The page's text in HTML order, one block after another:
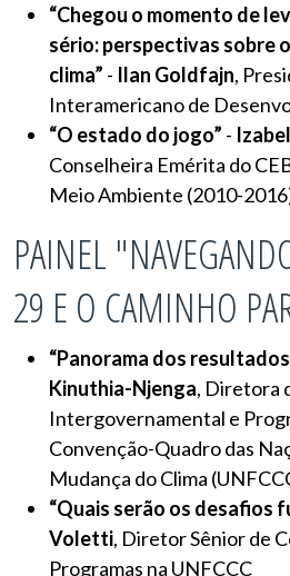
“Chegou o momento de
sério: perspectivas sobre
clima” - Ilan Goldfajn,
Interamericano de
“O estado do jogo” -
Conselheira Emérita do
Meio Ambiente (2010-
PAINEL
29 E O CAMINHO
“Panorama dos resultados
Kinuthia-Njenga, Diretora
Intergovernamental e
Convenção-Quadro das
Mudança do Clima
“Quais serão os desafios
Voletti, Diretor Sênior de
Programas na UNFCCC